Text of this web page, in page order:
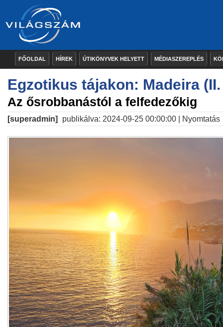
FŐOLDAL HÍREK ÚTIKÖNYVEK HELYETT MÉDIASZEREPLÉS
Egzotikus tájakon: Madeira
Az ősrobbanástól a felfedezőkig
[superadmin] publikálva: 2024-09-25 00:00:00 | Nyomtatás